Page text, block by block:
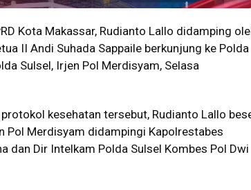
Kota Makassar, Rudianto Lallo didamping
II Andi Suhada Sappaile berkunjung ke Polda
Sulsel, Irjen Pol Merdisyam, Selasa
kesehatan tersebut, Rudianto Lallo
Merdisyam didampingi Kapolrestabes
dan Dir Intelkam Polda Sulsel Kombes Pol Dwi